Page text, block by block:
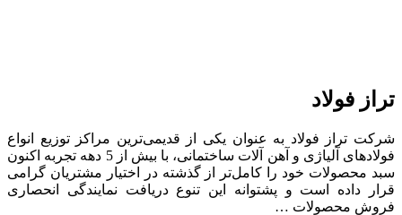
تراز فولاد
شرکت تراز فولاد به عنوان یکی از قدیمی‌ترین مراکز توزیع انواع
فولادهای آلیاژی و آهن آلات ساختمانی، با بیش از 5 دهه تجربه اکنون
سبد محصولات خود را کامل‌تر از گذشته در اختیار مشتریان گرامی
قرار داده است و پشتوانه این تنوع دریافت نمایندگی انحصاری
فروش محصولات …